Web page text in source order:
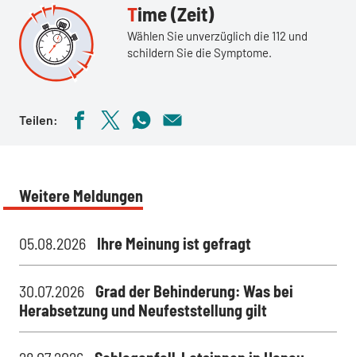
Time (Zeit)
Wählen Sie unverzüglich die 112 und
schildern Sie die Symptome.
Teilen:
Weitere Meldungen
05.08.2026 Ihre Meinung ist gefragt
30.07.2026 Grad der Behinderung: Was bei
Herabsetzung und Neufeststellung gilt